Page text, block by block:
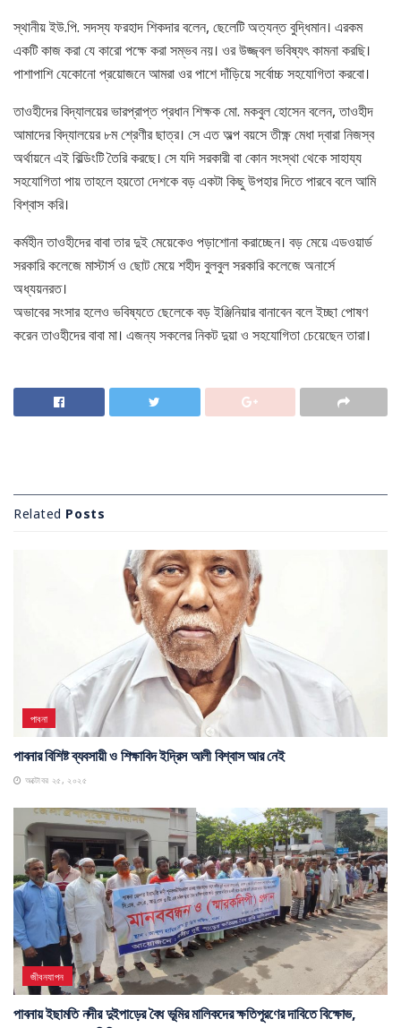
স্থানীয় ইউ.পি. সদস্য ফরহাদ শিকদার বলেন, ছেলেটি অত্যন্ত বুদ্ধিমান। এরকম
একটি কাজ করা যে কারো পক্ষে করা সম্ভব নয়। ওর উজ্জ্বল ভবিষ্যৎ কামনা করছি।
পাশাপাশি যেকোনো প্রয়োজনে আমরা ওর পাশে দাঁড়িয়ে সর্বোচ্চ সহযোগিতা করবো।
তাওহীদের বিদ্যালয়ের ভারপ্রাপ্ত প্রধান শিক্ষক মো. মকবুল হোসেন বলেন, তাওহীদ
আমাদের বিদ্যালয়ের ৮ম শ্রেণীর ছাত্র। সে এত অল্প বয়সে তীক্ষ্ণ মেধা দ্বারা নিজস্ব
অর্থায়নে এই বিল্ডিংটি তৈরি করছে। সে যদি সরকারী বা কোন সংস্থা থেকে সাহায্য
সহযোগিতা পায় তাহলে হয়তো দেশকে বড় একটা কিছু উপহার দিতে পারবে বলে আমি
বিশ্বাস করি।
কর্মহীন তাওহীদের বাবা তার দুই মেয়েকেও পড়াশোনা করাচ্ছেন। বড় মেয়ে এডওয়ার্ড
সরকারি কলেজে মাস্টার্স ও ছোট মেয়ে শহীদ বুলবুল সরকারি কলেজে অনার্সে
অধ্যয়নরত।
অভাবের সংসার হলেও ভবিষ্যতে ছেলেকে বড় ইঞ্জিনিয়ার বানাবেন বলে ইচ্ছা পোষণ
করেন তাওহীদের বাবা মা। এজন্য সকলের নিকট দুয়া ও সহযোগিতা চেয়েছেন তারা।
পাবনার বিশিষ্ট ব্যবসায়ী ও শিক্ষাবিদ ইদ্রিস আলী বিশ্বাস আর নেই
অক্টোবর ২৫, ২০২৫